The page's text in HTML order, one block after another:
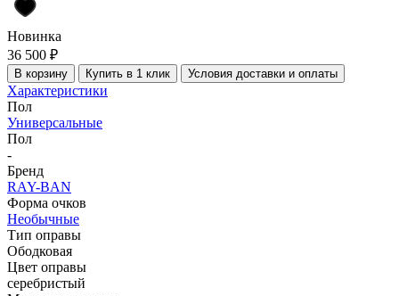
Новинка
36 500 ₽
В корзину Купить в 1 клик Условия доставки и оплаты
Характеристики
Пол
Универсальные
Пол
-
Бренд
RAY-BAN
Форма очков
Необычные
Тип оправы
Ободковая
Цвет оправы
серебристый